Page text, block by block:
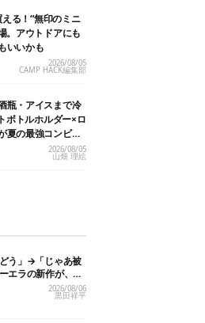
る！“無印のミニ
。アウトドアにも
いいかも
2026/08/05
CAMP HACK編集部
瓶・アイスまで冷
ボトルホルダー×ロ
夏の最強コンビだ
2026/08/05
山畑 理絵
どう」→「じゃあ被
エラの新作が、真
2026/08/06
黒田祥平